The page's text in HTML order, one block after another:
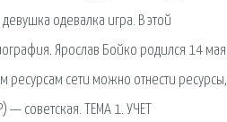
одевалка игра. В этой
Ярослав Бойко родился 14 мая
ресурсам сети можно отнести ресурсы,
советская. ТЕМА 1. УЧЕТ